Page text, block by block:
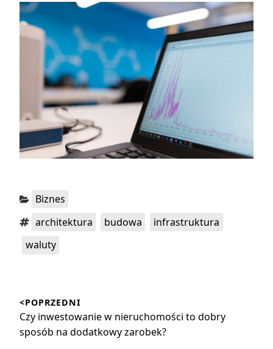
Kategorie:
Biznes
Tagi:architektura budowa infrastruktura
waluty
wpisu
<POPRZEDNI
Poprzedni
wpis:
Czy inwestowanie w nieruchomości to dobry
sposób na dodatkowy zarobek?